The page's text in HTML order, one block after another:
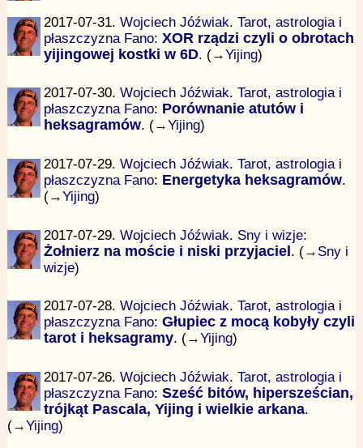
2017-07-31. Wojciech Jóźwiak. Tarot, astrologia i
płaszczyzna Fano: XOR rządzi czyli o obrotach
yijingowej kostki w 6D. (→Yijing)
2017-07-30. Wojciech Jóźwiak. Tarot, astrologia i
płaszczyzna Fano: Porównanie atutów i
heksagramów. (→Yijing)
2017-07-29. Wojciech Jóźwiak. Tarot, astrologia i
płaszczyzna Fano: Energetyka heksagramów.
(→Yijing)
2017-07-29. Wojciech Jóźwiak. Sny i wizje:
Żołnierz na moście i niski przyjaciel. (→ Sny i
wizje)
2017-07-28. Wojciech Jóźwiak. Tarot, astrologia i
płaszczyzna Fano: Głupiec z mocą kobyły czyli
tarot i heksagramy. (→Yijing)
2017-07-26. Wojciech Jóźwiak. Tarot, astrologia i
płaszczyzna Fano: Sześć bitów, hipersześcian,
trójkąt Pascala, Yijing i wielkie arkana.
(→Yijing)